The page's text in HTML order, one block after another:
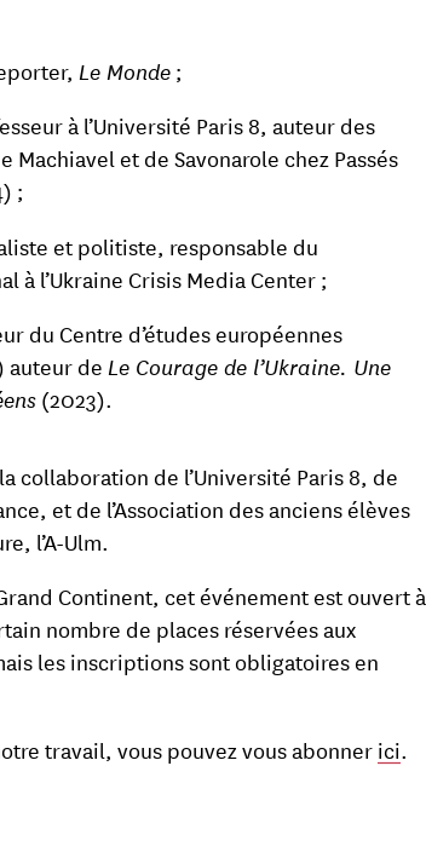
Le Monde;
à l’Université Paris 8, auteur des
et de Savonarole chez Passés
;
et politiste, responsable du
à l’Ukraine Crisis Media Center ;
du Centre d’études européennes
auteur deLe Courage de l’Ukraine. Une
(2023).
collaboration de l’Université Paris 8, de
et de l’Association des anciens élèves
l’A-Ulm.
Continent, cet événement est ouvert à
nombre de places réservées aux
les inscriptions sont obligatoires en
travail, vous pouvez vous abonnerici.